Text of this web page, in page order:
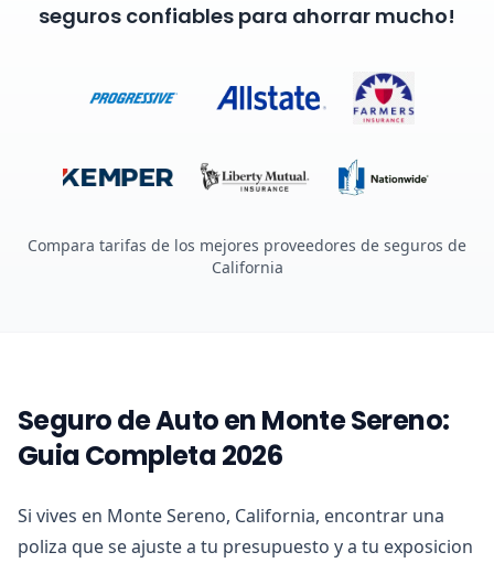
seguros confiables para ahorrar mucho!
Compara tarifas de los mejores proveedores de seguros de
California
Seguro de Auto en Monte Sereno:
Guia Completa 2026
Si vives en Monte Sereno, California, encontrar una
poliza que se ajuste a tu presupuesto y a tu exposicion